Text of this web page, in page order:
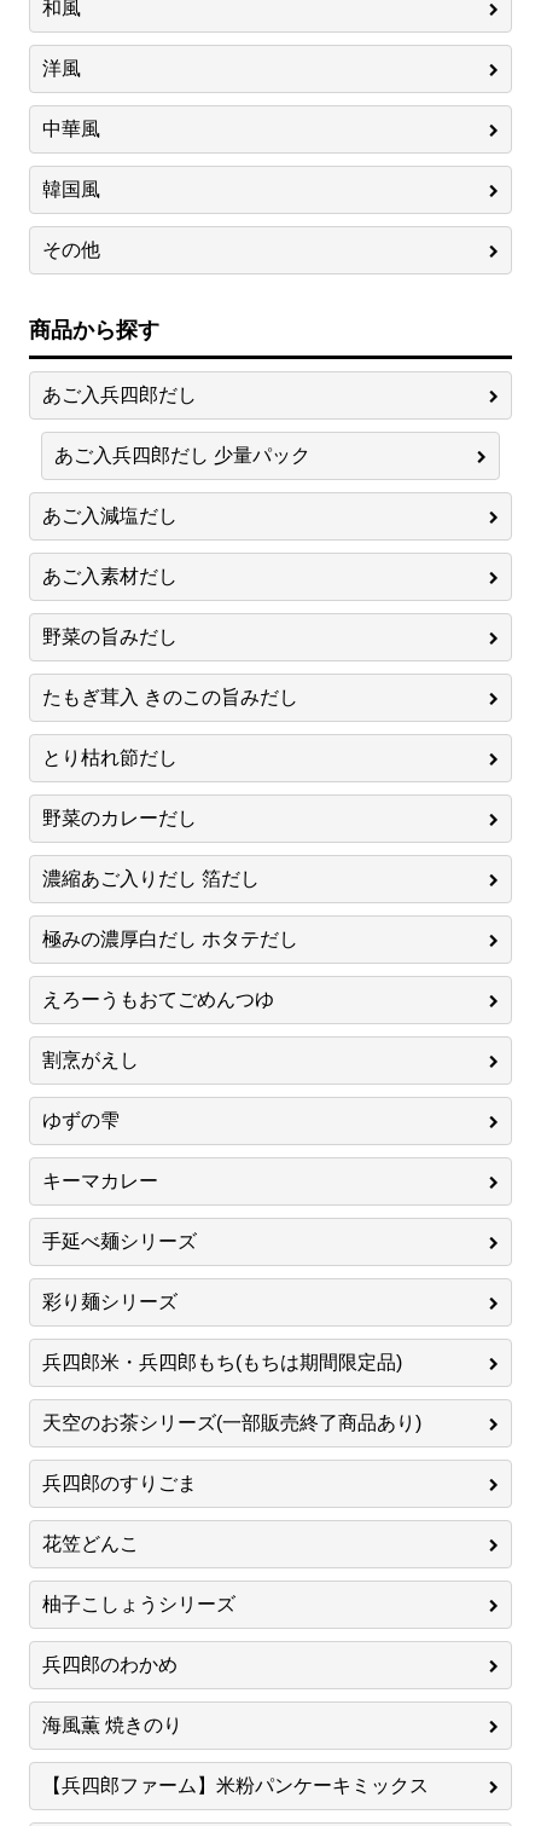
和風
洋風
中華風
韓国風
その他
商品から探す
あご入兵四郎だし
あご入兵四郎だし 少量パック
あご入減塩だし
あご入素材だし
野菜の旨みだし
たもぎ茸入 きのこの旨みだし
とり枯れ節だし
野菜のカレーだし
濃縮あご入りだし 箔だし
極みの濃厚白だし ホタテだし
えろーうもおてごめんつゆ
割烹がえし
ゆずの雫
キーマカレー
手延べ麺シリーズ
彩り麺シリーズ
兵四郎米・兵四郎もち(もちは期間限定品)
天空のお茶シリーズ(一部販売終了商品あり)
兵四郎のすりごま
花笠どんこ
柚子こしょうシリーズ
兵四郎のわかめ
海風薫 焼きのり
【兵四郎ファーム】米粉パンケーキミックス